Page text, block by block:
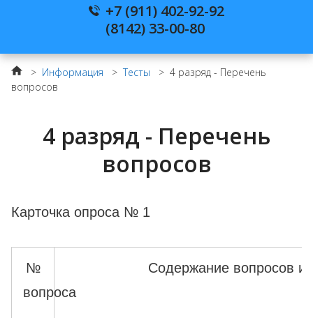
+7 (911) 402-92-92
(8142) 33-00-80
> Информация >Тесты > 4 разряд - Перечень
вопросов
4 разряд - Перечень
вопросов
Карточка опроса № 1
№
вопроса
Содержание вопросов и